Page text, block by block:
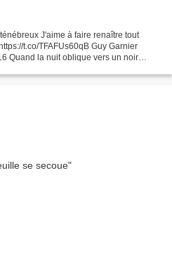
J'aime à faire renaître tout
t.co/TFAFUs60qB Guy Garnier
Quand la nuit oblique vers un noir